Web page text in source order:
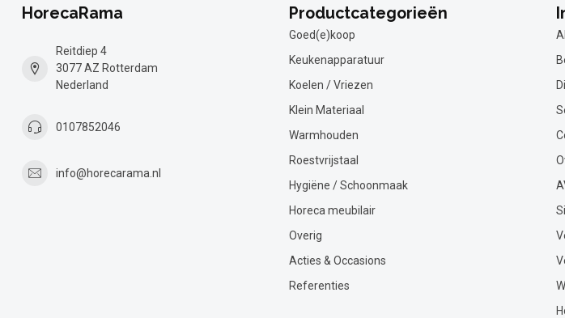
HorecaRama
Reitdiep 4
3077 AZ Rotterdam
Nederland
0107852046
info@horecarama.nl
Productcategorieën
Goed(e)koop
Keukenapparatuur
Koelen / Vriezen
Klein Materiaal
Warmhouden
Roestvrijstaal
Hygiëne / Schoonmaak
Horeca meubilair
Overig
Acties & Occasions
Referenties